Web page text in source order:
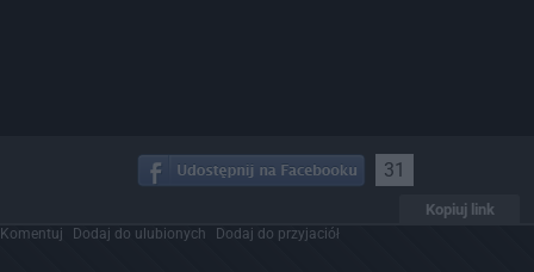
31
Kopiuj link
Komentuj Dodaj do ulubionych Dodaj do przyjaciół